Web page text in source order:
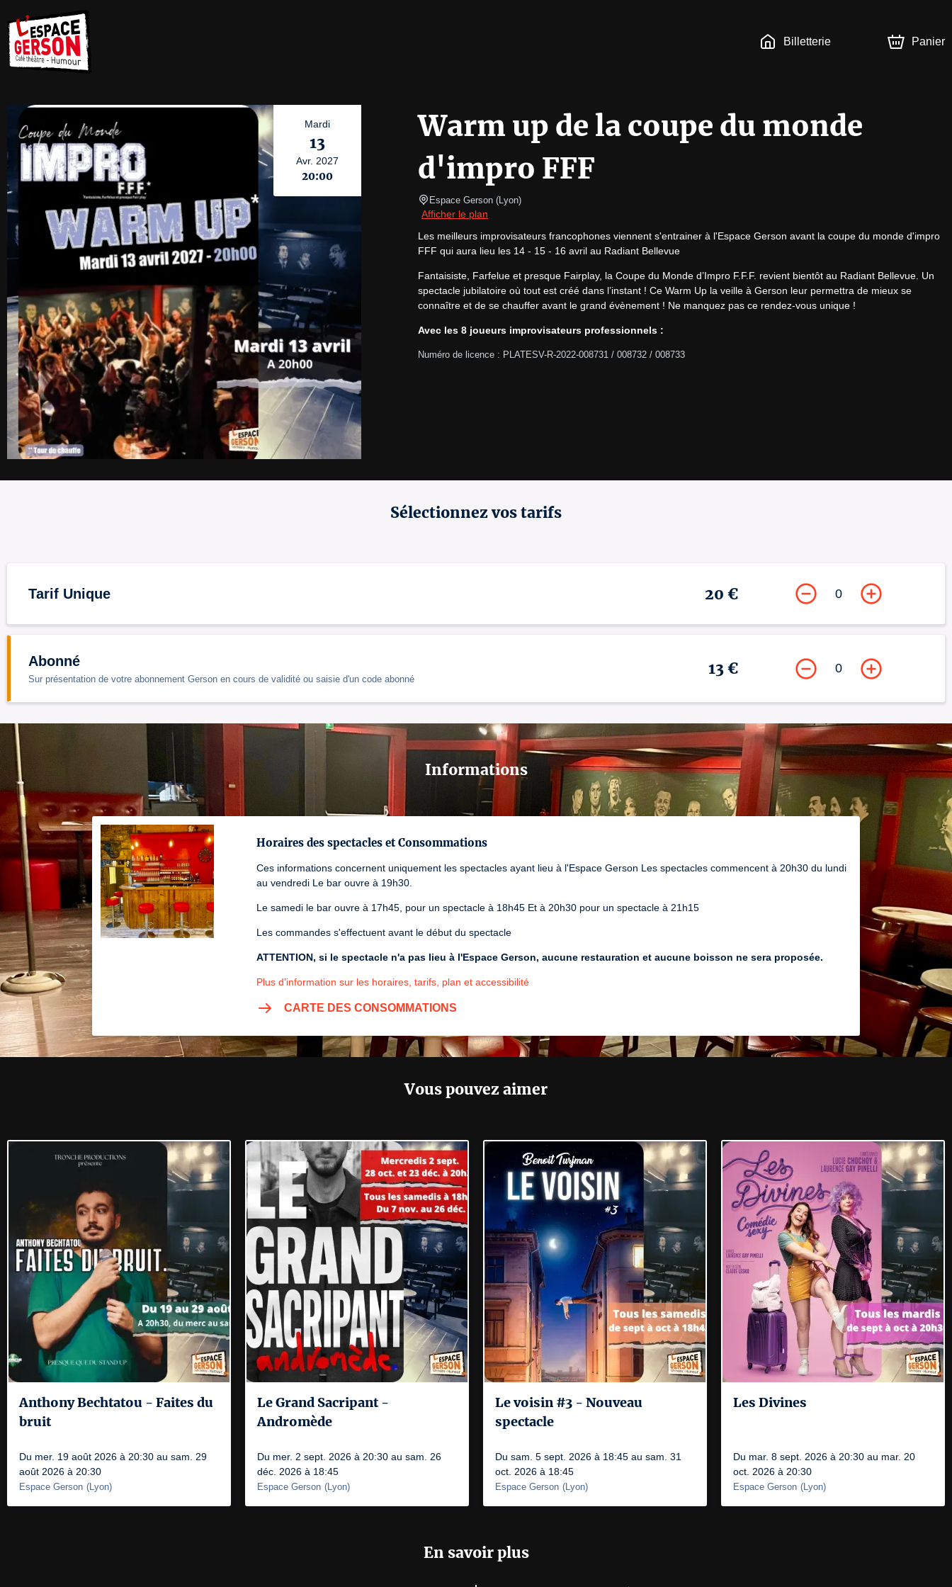
Billetterie Panier
Mardi
13
Avr. 2027
20:00
Warm up de la coupe du monde
d'impro FFF
Espace Gerson (Lyon)
Afficher le plan
Les meilleurs improvisateurs francophones viennent s'entrainer à l'Espace Gerson avant la coupe du monde d'impro
FFF qui aura lieu les 14 - 15 - 16 avril au Radiant Bellevue
Fantaisiste, Farfelue et presque Fairplay, la Coupe du Monde d’Impro F.F.F. revient bientôt au Radiant Bellevue. Un
spectacle jubilatoire où tout est créé dans l’instant ! Ce Warm Up la veille à Gerson leur permettra de mieux se
connaître et de se chauffer avant le grand évènement ! Ne manquez pas ce rendez-vous unique !
Avec les 8 joueurs improvisateurs professionnels :
Numéro de licence : PLATESV-R-2022-008731 / 008732 / 008733
Sélectionnez vos tarifs
Tarif Unique 20 € 0
Abonné
Sur présentation de votre abonnement Gerson en cours de validité ou saisie d'un code abonné
13 € 0
Vous pouvez aimer
Anthony Bechtatou - Faites du
bruit
Du mer. 19 août 2026 à 20:30 au sam. 29
août 2026 à 20:30
Espace Gerson (Lyon)
Le Grand Sacripant -
Andromède
Du mer. 2 sept. 2026 à 20:30 au sam. 26
déc. 2026 à 18:45
Espace Gerson (Lyon)
Le voisin #3 - Nouveau
spectacle
Du sam. 5 sept. 2026 à 18:45 au sam. 31
oct. 2026 à 18:45
Espace Gerson (Lyon)
Les Divines
Du mar. 8 sept. 2026 à 20:30 au mar. 20
oct. 2026 à 20:30
Espace Gerson (Lyon)
Informations
Horaires des spectacles et Consommations
Ces informations concernent uniquement les spectacles ayant lieu à l'Espace Gerson Les spectacles commencent à 20h30 du lundi
au vendredi Le bar ouvre à 19h30.
Le samedi le bar ouvre à 17h45, pour un spectacle à 18h45 Et à 20h30 pour un spectacle à 21h15
Les commandes s'effectuent avant le début du spectacle
ATTENTION, si le spectacle n'a pas lieu à l'Espace Gerson, aucune restauration et aucune boisson ne sera proposée.
Plus d'information sur les horaires, tarifs, plan et accessibilité
CARTE DES CONSOMMATIONS
En savoir plus